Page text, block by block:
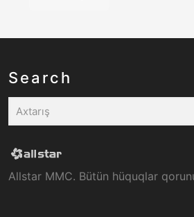
Search
Allstar MMC. Bütün hüquqlar